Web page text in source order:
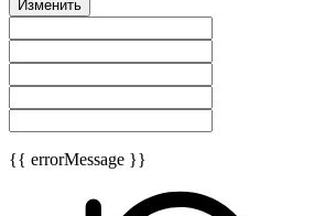
Изменить
{{ errorMessage }}